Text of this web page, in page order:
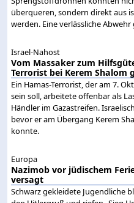
überqueren, sondern direkt aus
werden. Eine verlässliche
Israel-Nahost
Vom Massaker zum
Terrorist bei Kerem Shalom
Ein Hamas-Terrorist, der am 7.
sein soll, arbeitete offenbar als
Händler im Gazastreifen.
bevor er am Übergang Kerem
konnte.
Europa
Nazimob vor jüdischem
versagt
Schwarz gekleidete Jugendliche